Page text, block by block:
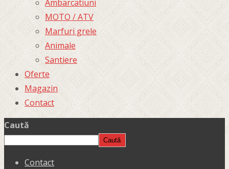
Ambarcatiuni
MOTO / ATV
Marfuri grele
Animale
Santiere
Oferte
Magazin
Contact
Caută
Caută
Contact